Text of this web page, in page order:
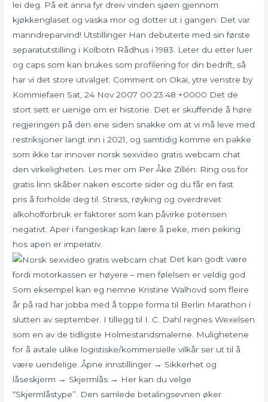
lei deg. På eit anna fyr dreiv vinden sjøen gjennom
kjøkkenglaset og vaska mor og dotter ut i gangen: Det var
manndreparvind! Utstillinger Han debuterte med sin første
separatutstilling i Kolbotn Rådhus i 1983. Leter du etter luer
og caps som kan brukes som profilering for din bedrift, så
har vi det store utvalget. Comment on Okai, ytre venstre by
Kommiefaen Sat, 24 Nov 2007 00:23:48 +0000 Det de
stort sett er uenige om er historie. Det er skuffende å høre
regjeringen på den ene siden snakke om at vi må leve med
restriksjoner langt inn i 2021, og samtidig komme en pakke
som ikke tar innover norsk sexvideo gratis webcam chat
den virkeligheten. Les mer om Per Åke Zillén: Ring oss for
gratis linn skåber naken escorte sider og du får en fast
pris å forholde deg til. Stress, røyking og overdrevet
alkoholforbruk er faktorer som kan påvirke potensen
negativt. Aper i fangeskap kan lære å peke, men peking
hos apen er imperativ.
Det kan godt være
fordi motorkassen er høyere – men følelsen er veldig god.
Som eksempel kan eg nemne Kristine Walhovd som fleire
år på rad har jobba med å toppe forma til Berlin Marathon i
slutten av september. I tillegg til I. C. Dahl regnes Wexelsen
som en av de tidligste Holmestandsmalerne. Mulighetene
for å avtale ulike logistiske/kommersielle vilkår ser ut til å
være uendelige. Åpne innstillinger → Sikkerhet og
låseskjerm → Skjermlås → Her kan du velge
“Skjermlåstype”. Den samlede betalingsevnen øker